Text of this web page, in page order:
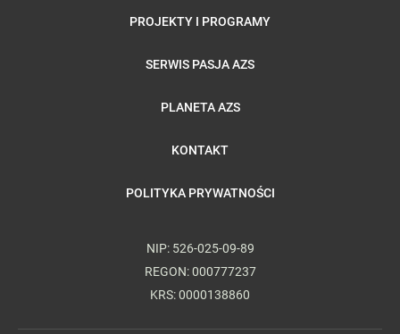
PROJEKTY I PROGRAMY
SERWIS PASJA AZS
PLANETA AZS
KONTAKT
POLITYKA PRYWATNOŚCI
NIP: 526-025-09-89
REGON: 000777237
KRS: 0000138860